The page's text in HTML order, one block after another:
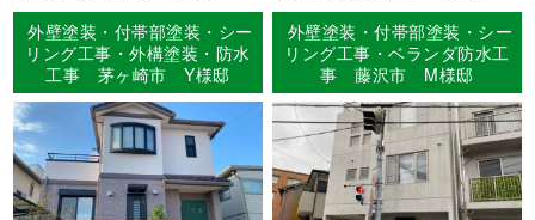
外壁塗装・付帯部塗装・シー
リング工事・外構塗装・防水
工事 茅ヶ崎市 Y様邸
外壁塗装・付帯部塗装・シー
リング工事・ベランダ防水工
事 藤沢市 M様邸